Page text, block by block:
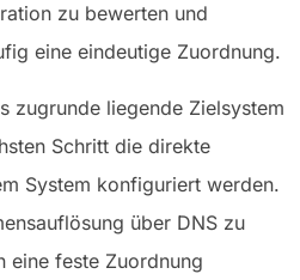
zu bewerten und
eine eindeutige Zuordnung.
zugrunde liegende Zielsystem
Schritt die direkte
System konfiguriert werden.
über DNS zu
eine feste Zuordnung